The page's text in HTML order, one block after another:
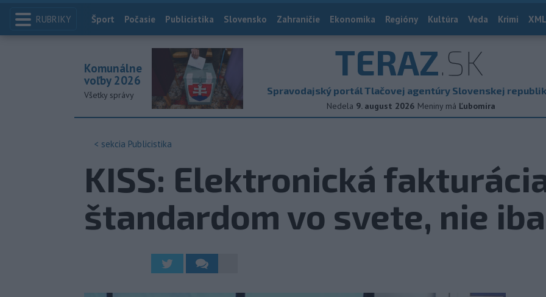
RUBRIKY Index
Šport Počasie Publicistika Slovensko Zahraničie Ekonomika Regióny Kultúra Veda Krimi
TERAZ.SK
Spravodajský portál Tlačovej agentúry Slovenskej
Nedela 9. august 2026 Meniny má Ľubomíra
Komunálne
voľby 2026
Všetky správy
< sekcia Publicistika
KISS: Elektronická
štandardom vo svete, nie iba